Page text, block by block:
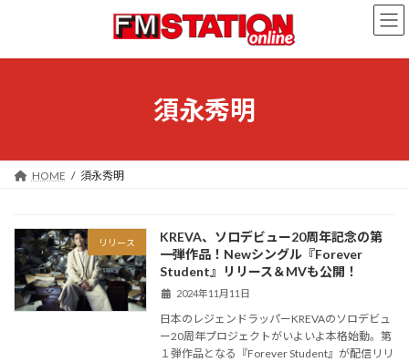
ン
ー
須永秀明
HOME 須永秀明
リリース
KREVA、ソロデビュー20周年記念の第
一弾作品！Newシングル『Forever
Student』リリース＆MVも公開！
2024年11月11日
日本のレジェンドラッパーKREVAのソロデビュ
ー20周年プロジェクトがいよいよ本格始動。第
１弾作品となる『Forever Student』が配信リリ